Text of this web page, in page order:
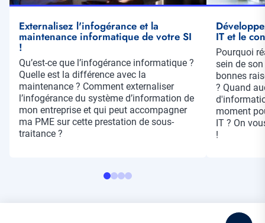
Externalisez l'infogérance et la
maintenance informatique de votre SI
!
Résumé
Qu’est-ce que l’infogérance informatique ?
Quelle est la différence avec la
maintenance ? Comment externaliser
l’infogérance du système d’information de
mon entreprise et qui peut accompagner
ma PME sur cette prestation de sous-
traitance ?
IT et le
Résumé
Pourquoi
sein de
bonnes
? Quand
moment
IT ? On
!